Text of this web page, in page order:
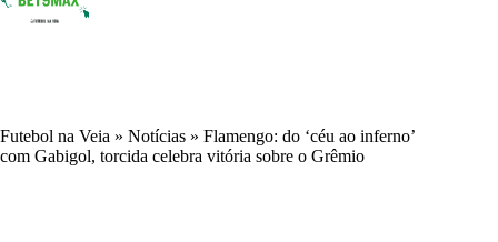
Futebol na Veia » Notícias » Flamengo: do ‘céu ao inferno’
com Gabigol, torcida celebra vitória sobre o Grêmio